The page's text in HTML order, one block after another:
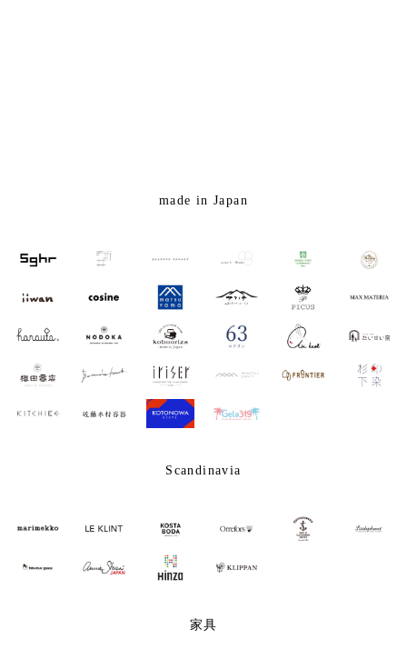
made in Japan
Scandinavia
家具